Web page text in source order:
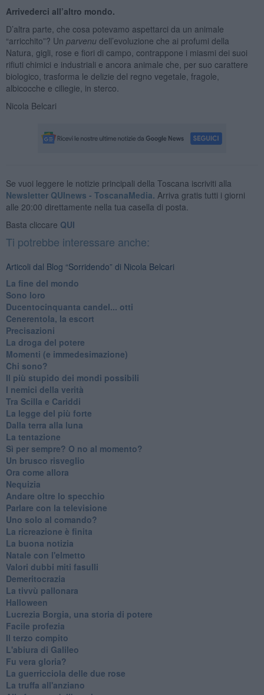
Arrivederci all’altro mondo.
D’altra parte, che cosa potevamo aspettarci da un animale
“arricchito”? Un parvenudell’evoluzione che ai profumi della
Natura, gigli, rose e fiori di campo, contrappone i miasmi dei suoi
rifiuti chimici e industriali e ancora animale che, per suo carattere
biologico, trasforma le delizie del regno vegetale, fragole,
albicocche e ciliegie, in sterco.
Nicola Belcari
Se vuoi leggere le notizie principali della Toscana iscriviti alla
Newsletter QUInews - ToscanaMedia. Arriva gratis tutti i giorni
alle 20:00 direttamente nella tua casella di posta.
Basta cliccare QUI
Ti potrebbe interessare anche:
Articoli dal Blog “Sorridendo” di Nicola Belcari
La fine del mondo
Sono loro
Ducentocinquanta candel... otti
Cenerentola, la escort
Precisazioni
La droga del potere
Momenti (e immedesimazione)
Chi sono?
Il più stupido dei mondi possibili
I nemici della verità
Tra Scilla e Cariddi
La legge del più forte
Dalla terra alla luna
La tentazione
​Sì per sempre? O no al momento?
Un brusco risveglio
Ora come allora
Nequizia
Andare oltre lo specchio
Parlare con la televisione
Uno solo al comando?
La ricreazione è finita
La buona notizia
Natale con l'elmetto
Valori dubbi miti fasulli
Demeritocrazia
La tivvù pallonara
Halloween
​Lucrezia Borgia, una storia di potere
Facile profezia
Il terzo compito
L'abiura di Galileo
Fu vera gloria?
La guerricciola delle due rose
La truffa all'anziano